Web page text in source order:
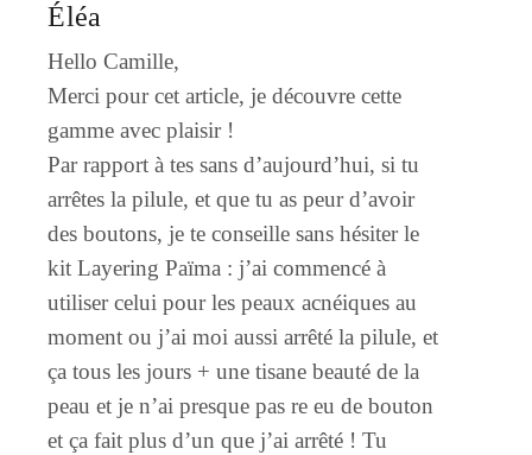
Éléa
Hello Camille,
Merci pour cet article, je découvre cette
gamme avec plaisir !
Par rapport à tes sans d’aujourd’hui, si tu
arrêtes la pilule, et que tu as peur d’avoir
des boutons, je te conseille sans hésiter le
kit Layering Païma : j’ai commencé à
utiliser celui pour les peaux acnéiques au
moment ou j’ai moi aussi arrêté la pilule, et
ça tous les jours + une tisane beauté de la
peau et je n’ai presque pas re eu de bouton
et ça fait plus d’un que j’ai arrêté ! Tu